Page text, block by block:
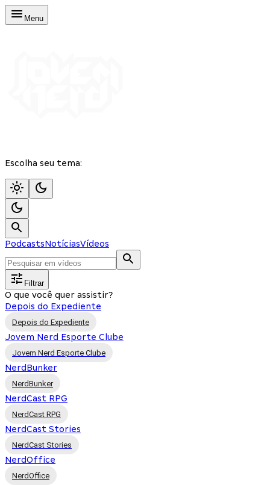
Menu
Escolha seu tema:
PodcastsNotíciasVídeos
Filtrar
O que você quer assistir?
Depois do Expediente
Depois do Expediente
Jovem Nerd Esporte Clube
Jovem Nerd Esporte Clube
NerdBunker
NerdBunker
NerdCast RPG
NerdCast RPG
NerdCast Stories
NerdCast Stories
NerdOffice
NerdOffice